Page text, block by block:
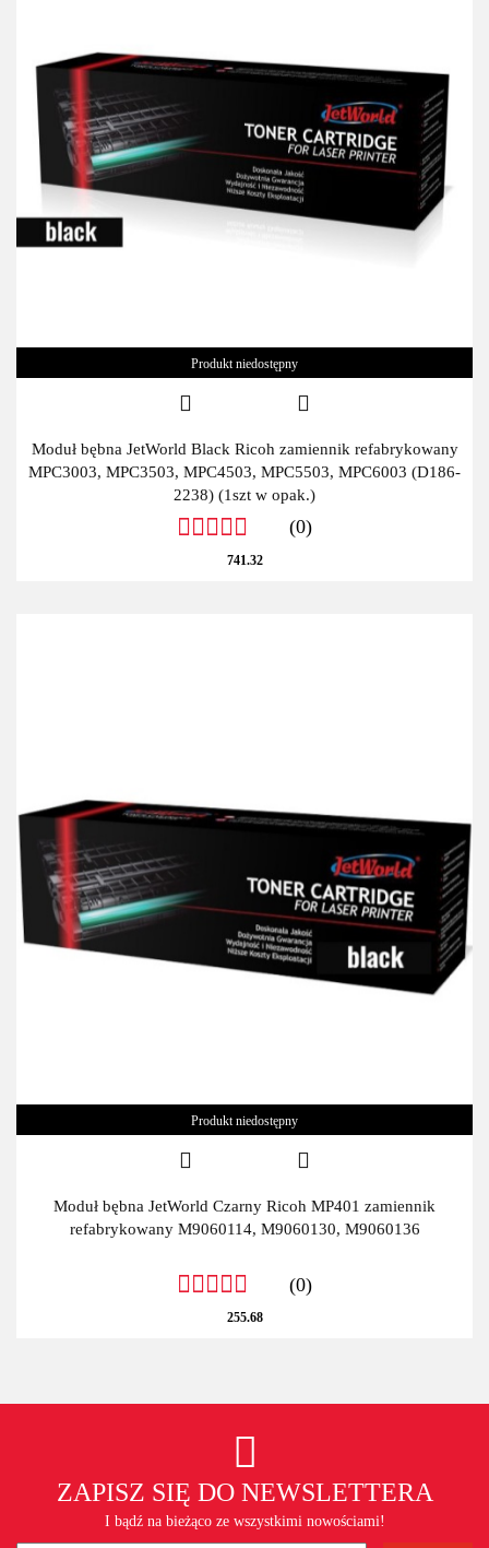
Produkt niedostępny
Moduł bębna JetWorld Black Ricoh zamiennik refabrykowany
MPC3003, MPC3503, MPC4503, MPC5503, MPC6003 (D186-
2238) (1szt w opak.)
(0)
741.32
Produkt niedostępny
Moduł bębna JetWorld Czarny Ricoh MP401 zamiennik
refabrykowany M9060114, M9060130, M9060136
(0)
255.68
ZAPISZ SIĘ DO NEWSLETTERA
I bądź na bieżąco ze wszystkimi nowościami!